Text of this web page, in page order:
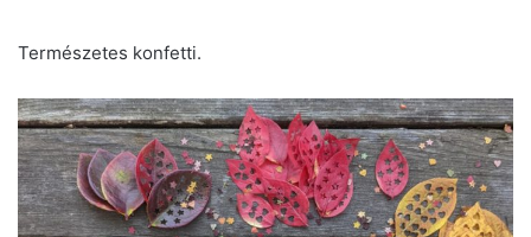
Természetes konfetti.